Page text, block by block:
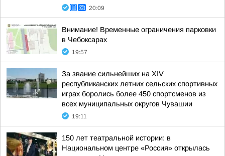
20:09
Внимание! Временные ограничения парковки
в Чебоксарах
19:57
За звание сильнейших на XIV
республиканских летних сельских спортивных
играх боролись более 450 спортсменов из
всех муниципальных округов Чувашии
19:11
150 лет театральной истории: в
Национальном центре «Россия» открылась